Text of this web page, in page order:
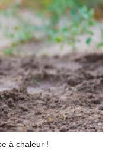
à chaleur !